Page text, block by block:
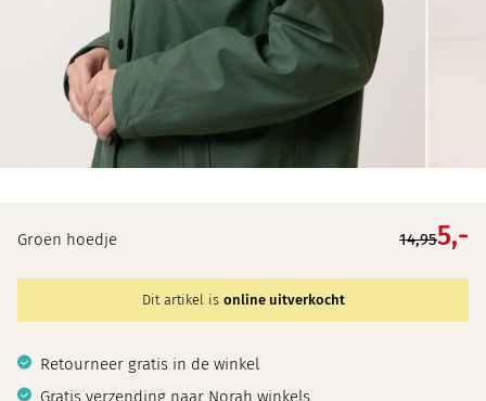
Groen hoedje 14,955,-
Dit artikel is online uitverkocht
Retourneer gratis in de winkel